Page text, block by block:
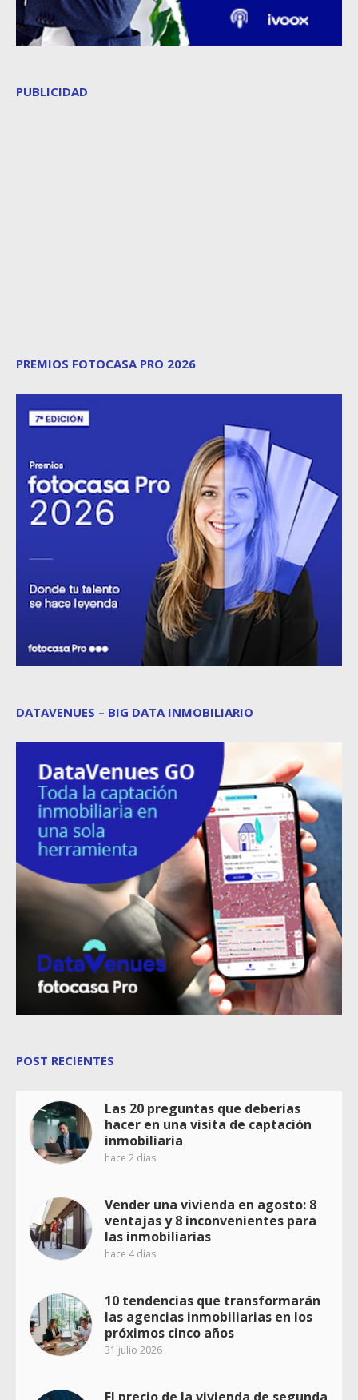
PUBLICIDAD
PREMIOS FOTOCASA PRO 2026
DATAVENUES – BIG DATA INMOBILIARIO
POST RECIENTES
Las 20 preguntas que deberías
hacer en una visita de captación
inmobiliaria
hace 2 días
Vender una vivienda en agosto: 8
ventajas y 8 inconvenientes para
las inmobiliarias
hace 4 días
10 tendencias que transformarán
las agencias inmobiliarias en los
próximos cinco años
31 julio 2026